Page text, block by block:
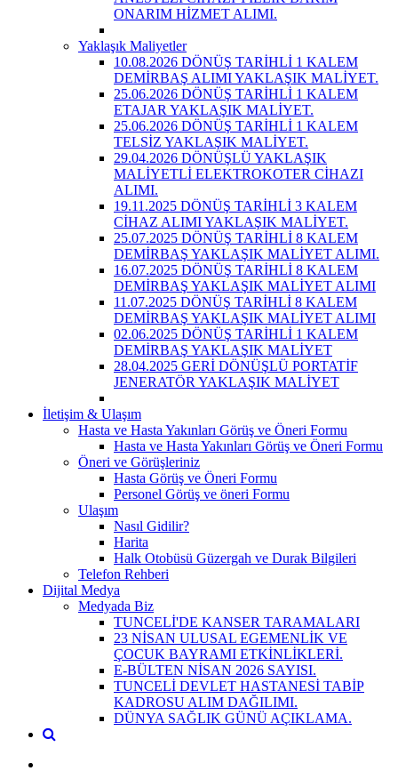
ONARIM HİZMET ALIMI.
Yaklaşık Maliyetler
10.08.2026 DÖNÜŞ TARİHLİ 1 KALEM
DEMİRBAŞ ALIMI YAKLAŞIK MALİYET.
25.06.2026 DÖNÜŞ TARİHLİ 1 KALEM
ETAJAR YAKLAŞIK MALİYET.
25.06.2026 DÖNÜŞ TARİHLİ 1 KALEM
TELSİZ YAKLAŞIK MALİYET.
29.04.2026 DÖNÜŞLÜ YAKLAŞIK
MALİYETLİ ELEKTROKOTER CİHAZI
ALIMI.
19.11.2025 DÖNÜŞ TARİHLİ 3 KALEM
CİHAZ ALIMI YAKLAŞIK MALİYET.
25.07.2025 DÖNÜŞ TARİHLİ 8 KALEM
DEMİRBAŞ YAKLAŞIK MALİYET ALIMI.
16.07.2025 DÖNÜŞ TARİHLİ 8 KALEM
DEMİRBAŞ YAKLAŞIK MALİYET ALIMI
11.07.2025 DÖNÜŞ TARİHLİ 8 KALEM
DEMİRBAŞ YAKLAŞIK MALİYET ALIMI
02.06.2025 DÖNÜŞ TARİHLİ 1 KALEM
DEMİRBAŞ YAKLAŞIK MALİYET
28.04.2025 GERİ DÖNÜŞLÜ PORTATİF
JENERATÖR YAKLAŞIK MALİYET
İletişim & Ulaşım
Hasta ve Hasta Yakınları Görüş ve Öneri Formu
Hasta ve Hasta Yakınları Görüş ve Öneri Formu
Öneri ve Görüşleriniz
Hasta Görüş ve Öneri Formu
Personel Görüş ve öneri Formu
Ulaşım
Nasıl Gidilir?
Harita
Halk Otobüsü Güzergah ve Durak Bilgileri
Telefon Rehberi
Dijital Medya
Medyada Biz
TUNCELİ'DE KANSER TARAMALARI
23 NİSAN ULUSAL EGEMENLİK VE
ÇOCUK BAYRAMI ETKİNLİKLERİ.
E-BÜLTEN NİSAN 2026 SAYISI.
TUNCELİ DEVLET HASTANESİ TABİP
KADROSU ALIM DAĞILIMI.
DÜNYA SAĞLIK GÜNÜ AÇIKLAMA.